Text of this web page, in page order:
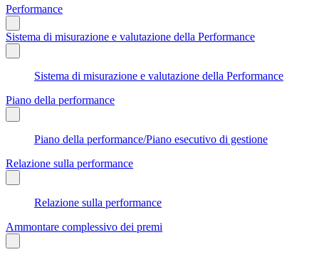
Performance
Sistema di misurazione e valutazione della Performance
Sistema di misurazione e valutazione della Performance
Piano della performance
Piano della performance/Piano esecutivo di gestione
Relazione sulla performance
Relazione sulla performance
Ammontare complessivo dei premi